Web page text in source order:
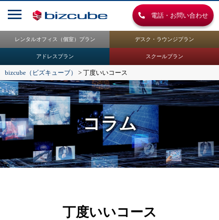
電話・お問い合わせ
レンタルオフィス（個室）プラン デスク・ラウンジプラン
アドレスプラン スクールプラン
bizcube（ビズキューブ） > 丁度いいコース
コラム
丁度いいコース